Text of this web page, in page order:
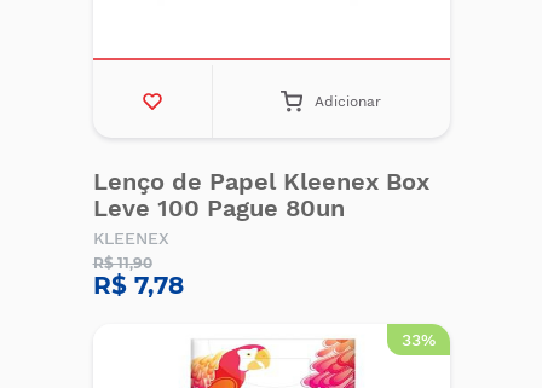
Adicionar
Lenço de Papel Kleenex Box
Leve 100 Pague 80un
KLEENEX
R$ 11,90
R$ 7,78
33%